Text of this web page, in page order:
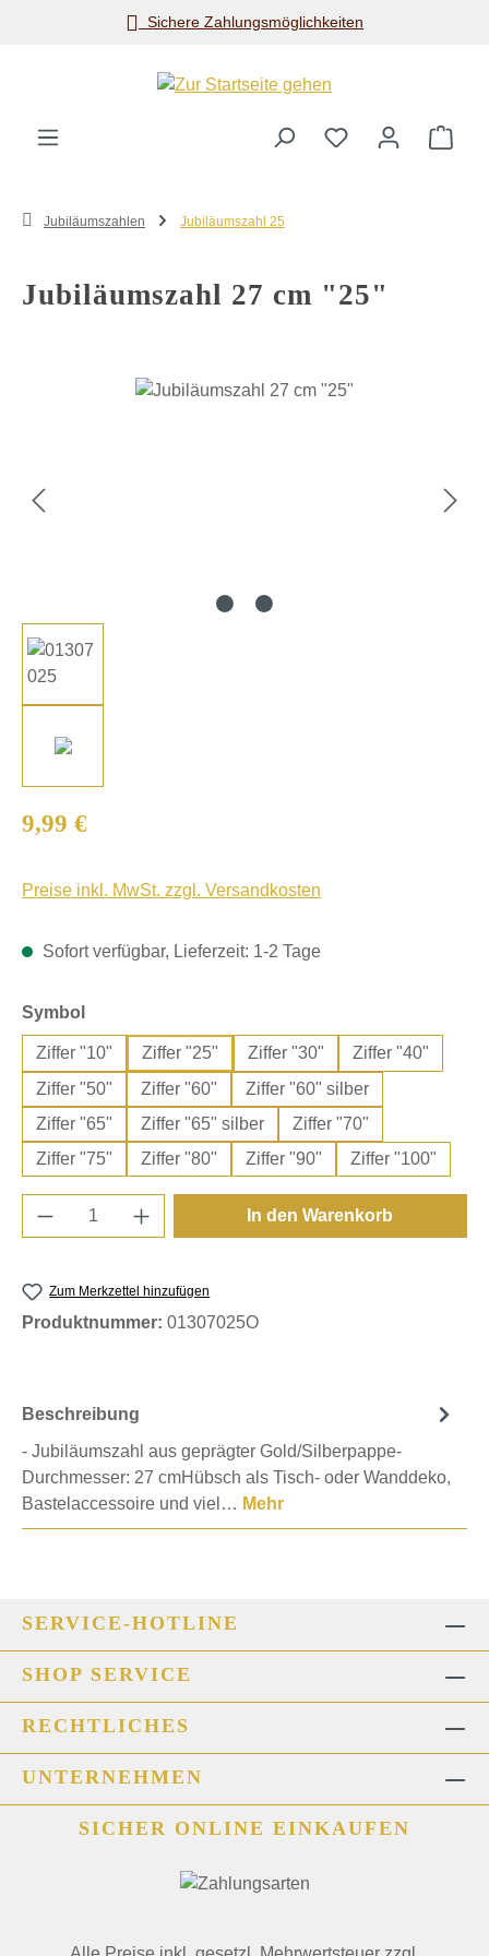
Zum Hauptinhalt springenSichere Zahlungsmöglichkeiten
Jubiläumszahlen Jubiläumszahl 25
Jubiläumszahl 27 cm "25"
Bildergalerie überspringen
Regulärer Preis:
9,99 €
Preise inkl. MwSt. zzgl. Versandkosten
Sofort verfügbar, Lieferzeit: 1-2 Tage
Symbol auswählen
Ziffer "10" Ziffer "25" Ziffer "30"
Ziffer "40"
Ziffer "50"
Ziffer "60"
Ziffer "60" silber
Ziffer "65"
Ziffer "65" silber
Ziffer "70"
Ziffer "75"
Ziffer "80" Ziffer "90" Ziffer "100"
Produkt Anzahl: Gib den gewünschten
In den Warenkorb
Zum Merkzettel hinzufügen
Produktnummer: 01307025O
Beschreibung
- Jubiläumszahl aus geprägter Gold/Silberpappe-
Durchmesser: 27 cmHübsch als Tisch- oder Wanddeko,
Bastelaccessoire und viel… Mehr
SERVICE-HOTLINE
SHOP SERVICE
RECHTLICHES
UNTERNEHMEN
SICHER ONLINE EINKAUFEN